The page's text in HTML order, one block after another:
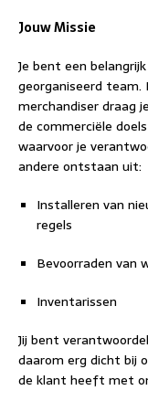
Jouw Missie
Je bent een
georganiseerd team.
merchandiser draag
de commerciële
waarvoor je
andere ontstaan uit:
Installeren van
regels
Bevoorraden van
Inventarissen
Jij bent
daarom erg dicht bij
de klant heeft met